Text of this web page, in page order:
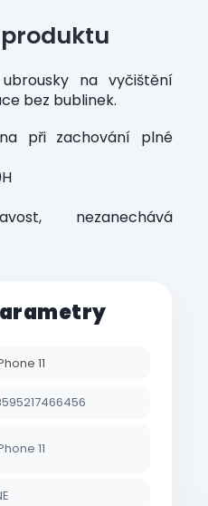
na vyčištění
bez bublinek.
při zachování plné
nezanechává
11
11